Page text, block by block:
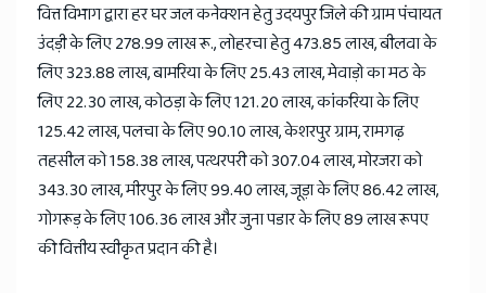
वित्त विभाग द्वारा हर घर जल कनेक्शन हेतु उदयपुर जिले की ग्राम पंचायत
उंदड़ी के लिए 278.99 लाख रू., लोहरचा हेतु 473.85 लाख, बीलवा के
लिए 323.88 लाख, बामरिया के लिए 25.43 लाख, मेवाड़ो का मठ के
लिए 22.30 लाख, कोठड़ा के लिए 121.20 लाख, कांकरिया के लिए
125.42 लाख, पलचा के लिए 90.10 लाख, केशरपुर ग्राम, रामगढ़
तहसील को 158.38 लाख, पत्थरपरी को 307.04 लाख, मोरजरा को
343.30 लाख, मीरपुर के लिए 99.40 लाख, जूड़ा के लिए 86.42 लाख,
गोगरूड़ के लिए 106.36 लाख और जुना पडार के लिए 89 लाख रूपए
की वित्तीय स्वीकृत प्रदान की है।